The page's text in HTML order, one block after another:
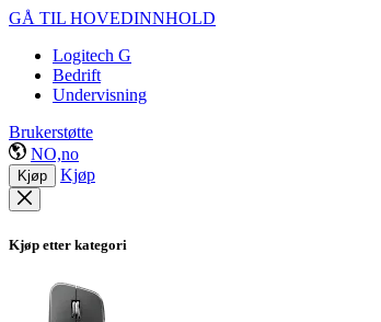
GÅ TIL HOVEDINNHOLD
Logitech G
Bedrift
Undervisning
Brukerstøtte
NO,no
Kjøp Kjøp
Kjøp etter kategori